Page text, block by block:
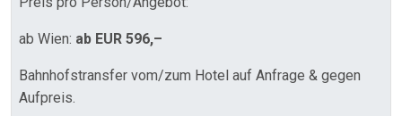
ab Wien: ab EUR 596,–
Bahnhofstransfer vom/zum Hotel auf Anfrage & gegen
Aufpreis.